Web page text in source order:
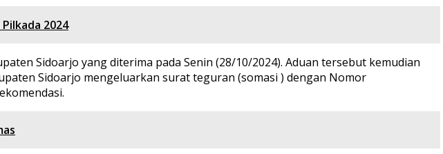
2024
Sidoarjo yang diterima pada Senin (28/10/2024). Aduan tersebut kemudian
Sidoarjo mengeluarkan surat teguran (somasi ) dengan Nomor